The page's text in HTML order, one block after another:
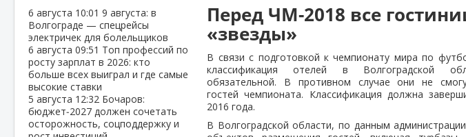
6 августа 10:01 9 августа: в
Волгограде — спецрейсы
электричек для болельщиков
6 августа 09:51 Топ профессий по
росту зарплат в 2026: кто
больше всех выиграл и где самые
высокие ставки
5 августа 12:32 Бочаров:
бюджет‑2027 должен сочетать
осторожность, соцподдержку и
Перед ЧМ-2018 все
«звезды»
В связи с подготовкой к чемпионату мира по
классификация отелей в Волгоградской
обязательной. В противном случае они не
гостей чемпионата. Классификация должна
2016 года.
В Волгоградской области, по данным